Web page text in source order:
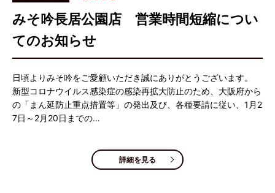
みそ吟長居公園店 営業時間短縮につい
てのお知らせ
日頃よりみそ吟をご愛顧いただき誠にありがとうございます。
新型コロナウイルス感染症の感染再拡大防止のため、大阪府から
の「まん延防止重点措置等」の発出及び、各種要請に従い、1月2
7日～2月20日までの…
詳細を見る